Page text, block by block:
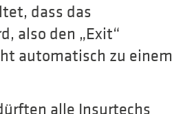
dass das
also den „Exit“
automatisch zu einem
alle Insurtechs